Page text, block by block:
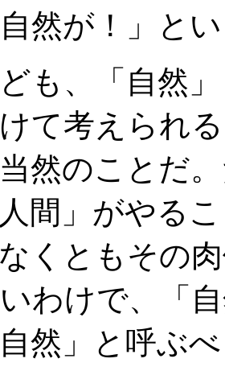
然が！」と
も、「自然
て考えられ
然のことだ
間」がやる
くともその
わけで、「
然」と呼ぶ